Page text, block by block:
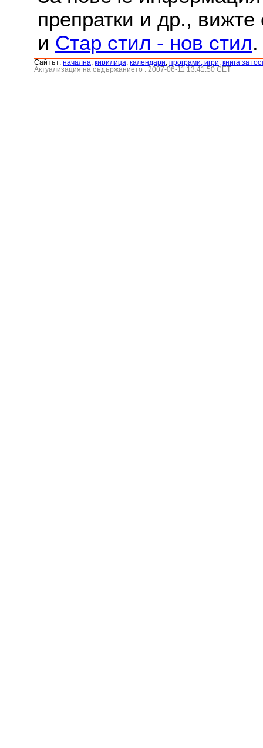
препратки и др.,
и Стар стил - нов стил.
Сайтът: началнa кирилица календари програми, игри книга за
Актуализация на съдържанието : 2007-06-11 13:41:50 CET